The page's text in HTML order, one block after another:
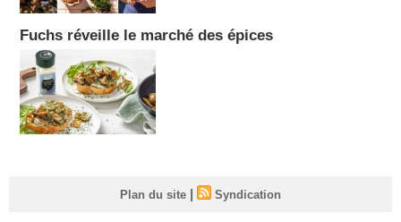
Fuchs réveille le marché des épices
Plan du site | Syndication